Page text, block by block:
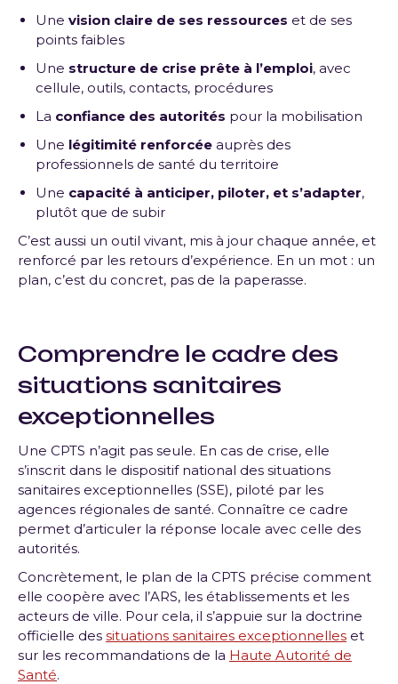
Une vision claire de ses ressources et de ses
points faibles
Une structure de crise prête à l’emploi, avec
cellule, outils, contacts, procédures
La confiance des autorités pour la mobilisation
Une légitimité renforcée auprès des
professionnels de santé du territoire
Une capacité à anticiper, piloter, et s’adapter,
plutôt que de subir
C’est aussi un outil vivant, mis à jour chaque année, et
renforcé par les retours d’expérience. En un mot : un
plan, c’est du concret, pas de la paperasse.
Comprendre le cadre des
situations sanitaires
exceptionnelles
Une CPTS n’agit pas seule. En cas de crise, elle
s’inscrit dans le dispositif national des situations
sanitaires exceptionnelles (SSE), piloté par les
agences régionales de santé. Connaître ce cadre
permet d’articuler la réponse locale avec celle des
autorités.
Concrètement, le plan de la CPTS précise comment
elle coopère avec l’ARS, les établissements et les
acteurs de ville. Pour cela, il s’appuie sur la doctrine
officielle des situations sanitaires exceptionnelles et
sur les recommandations de la Haute Autorité de
Santé.